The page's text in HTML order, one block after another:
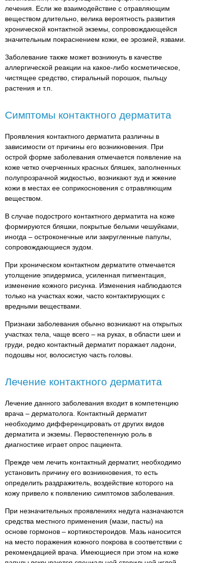
лечения. Если же взаимодействие с отравляющим
веществом длительно, велика вероятность развития
хронической контактной экземы, сопровождающейся
значительным покраснением кожи, ее эрозией, язвами.
Заболевание также может возникнуть в качестве
аллергической реакции на какое-либо косметическое,
чистящее средство, стиральный порошок, пыльцу
растения и т.п.
Симптомы контактного дерматита
Проявления контактного дерматита различны в
зависимости от причины его возникновения. При
острой форме заболевания отмечается появление на
коже четко очерченных красных бляшек, заполненных
полупрозрачной жидкостью, возникают зуд и жжение
кожи в местах ее соприкосновения с отравляющим
веществом.
В случае подострого контактного дерматита на коже
формируются бляшки, покрытые белыми чешуйками,
иногда – остроконечные или закругленные папулы,
сопровождающиеся зудом.
При хроническом контактном дерматите отмечается
утолщение эпидермиса, усиленная пигментация,
изменение кожного рисунка. Изменения наблюдаются
только на участках кожи, часто контактирующих с
вредными веществами.
Признаки заболевания обычно возникают на открытых
участках тела, чаще всего – на руках, в области шеи и
груди, редко контактный дерматит поражает ладони,
подошвы ног, волосистую часть головы.
Лечение контактного дерматита
Лечение данного заболевания входит в компетенцию
врача – дерматолога. Контактный дерматит
необходимо дифференцировать от других видов
дерматита и экземы. Первостепенную роль в
диагностике играет опрос пациента.
Прежде чем лечить контактный дерматит, необходимо
установить причину его возникновения, то есть
определить раздражитель, воздействие которого на
кожу привело к появлению симптомов заболевания.
При незначительных проявлениях недуга назначаются
средства местного применения (мази, пасты) на
основе гормонов – кортикостероидов. Мазь наносится
на место поражения кожного покрова в соответствии с
рекомендацией врача. Имеющиеся при этом на коже